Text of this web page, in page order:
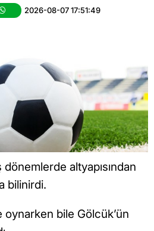
2026-08-07 17:51:49
altyapısından
bilinirdi.
bile Gölcük’ün